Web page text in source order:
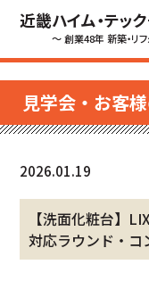
近畿ハイム・テッ
～ 創業48年 新築・リ
見学会・お客
2026.01.19
【洗面化粧台】
対応ラウンド・コ